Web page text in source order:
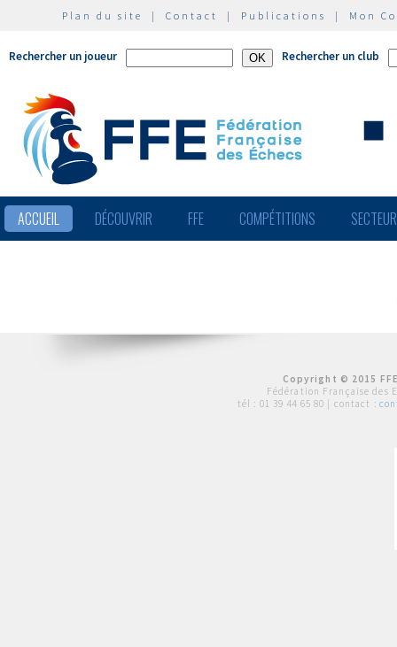
Plan du site | Contact | Publications | Mon
Rechercher un joueur Rechercher un club
ACCUEIL DÉCOUVRIR FFE COMPÉTITIONS
Copyright © 2015
Fédération Française des
tél : 01 39 44 65 80 | contact :